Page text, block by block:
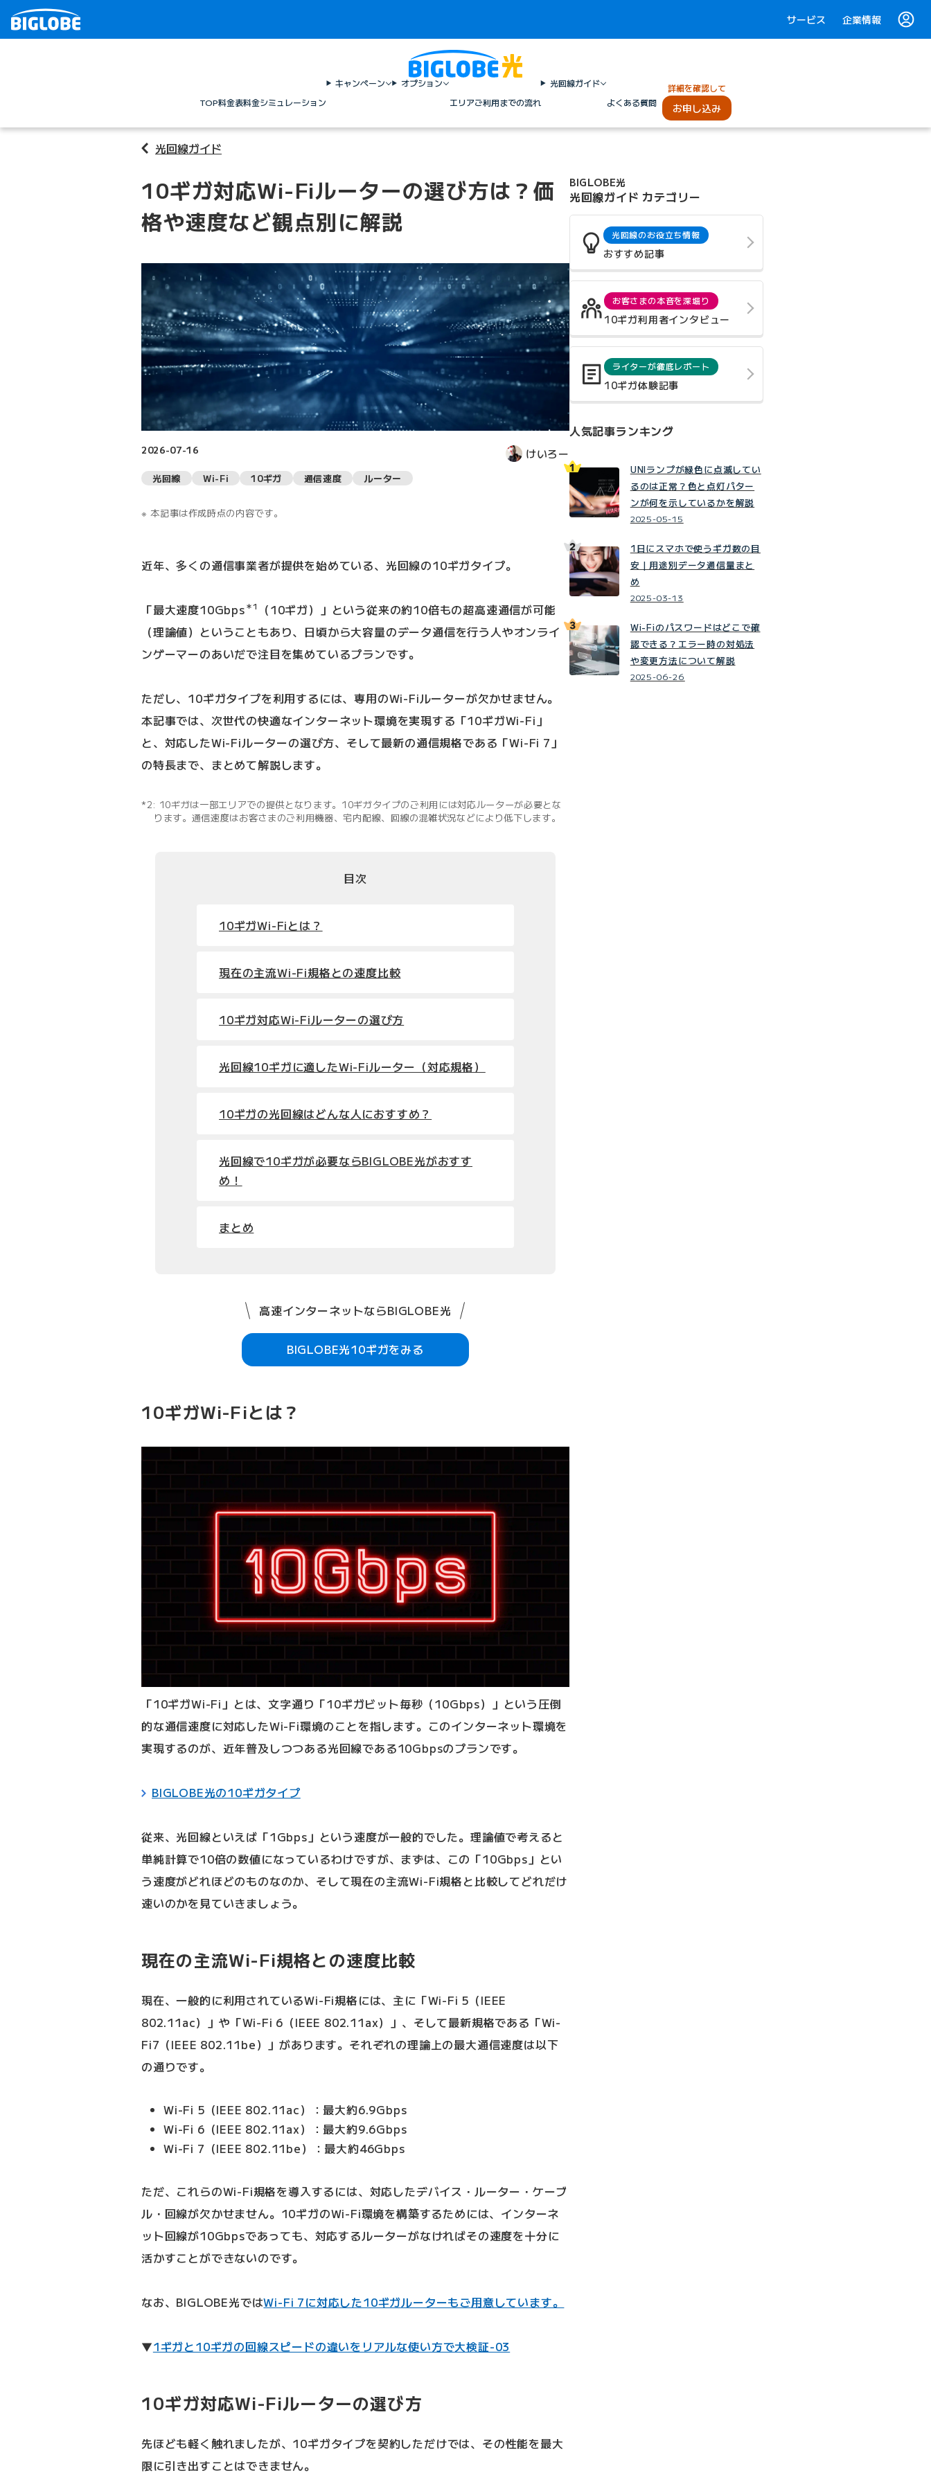
サービス 企業情報
TOP料金表料金シミュレーション
キャンペーン
オプション
エリアご利用までの流れ
光回線ガイド
よくある質問
詳細を確認して
お申し込み
光回線ガイド
10ギガ対応Wi-Fiルーターの選び方は？価
格や速度など観点別に解説
2026-07-16 けいろー
光回線 Wi-Fi 10ギガ 通信速度 ルーター
本記事は作成時点の内容です。
近年、多くの通信事業者が提供を始めている、光回線の10ギガタイプ。
「最大速度10Gbps＊1
（10ギガ）」という従来の約10倍もの超高速通信が可能
（理論値）ということもあり、日頃から大容量のデータ通信を行う人やオンライ
ンゲーマーのあいだで注目を集めているプランです。
ただし、10ギガタイプを利用するには、専用のWi-Fiルーターが欠かせません。
本記事では、次世代の快適なインターネット環境を実現する「10ギガWi-Fi」
と、対応したWi-Fiルーターの選び方、そして最新の通信規格である「Wi-Fi 7」
の特長まで、まとめて解説します。
10ギガは一部エリアでの提供となります。10ギガタイプのご利用には対応ルーターが必要とな
ります。通信速度はお客さまのご利用機器、宅内配線、回線の混雑状況などにより低下します。
目次
10ギガWi-Fiとは？
現在の主流Wi-Fi規格との速度比較
10ギガ対応Wi-Fiルーターの選び方
光回線10ギガに適したWi-Fiルーター（対応規格）
10ギガの光回線はどんな人におすすめ？
光回線で10ギガが必要ならBIGLOBE光がおすす
め！
まとめ
高速インターネットならBIGLOBE光
BIGLOBE光10ギガをみる
10ギガWi-Fiとは？
「10ギガWi-Fi」とは、文字通り「10ギガビット毎秒（10Gbps）」という圧倒
的な通信速度に対応したWi-Fi環境のことを指します。このインターネット環境を
実現するのが、近年普及しつつある光回線である10Gbpsのプランです。
BIGLOBE光の10ギガタイプ
従来、光回線といえば「1Gbps」という速度が一般的でした。理論値で考えると
単純計算で10倍の数値になっているわけですが、まずは、この「10Gbps」とい
う速度がどれほどのものなのか、そして現在の主流Wi-Fi規格と比較してどれだけ
速いのかを見ていきましょう。
現在の主流Wi-Fi規格との速度比較
現在、一般的に利用されているWi-Fi規格には、主に「Wi-Fi 5（IEEE
802.11ac）」や「Wi-Fi 6（IEEE 802.11ax）」、そして最新規格である「Wi-
Fi7（IEEE 802.11be）」があります。それぞれの理論上の最大通信速度は以下
の通りです。
Wi-Fi 5（IEEE 802.11ac）：最大約6.9Gbps
Wi-Fi 6（IEEE 802.11ax）：最大約9.6Gbps
Wi-Fi 7（IEEE 802.11be）：最大約46Gbps
ただ、これらのWi-Fi規格を導入するには、対応したデバイス・ルーター・ケーブ
ル・回線が欠かせません。10ギガのWi-Fi環境を構築するためには、インターネ
ット回線が10Gbpsであっても、対応するルーターがなければその速度を十分に
活かすことができないのです。
なお、BIGLOBE光ではWi-Fi 7に対応した10ギガルーターもご用意しています。
▼1ギガと10ギガの回線スピードの違いをリアルな使い方で大検証-03
10ギガ対応Wi-Fiルーターの選び方
先ほども軽く触れましたが、10ギガタイプを契約しただけでは、その性能を最大
限に引き出すことはできません。
BIGLOBE光
光回線ガイド カテゴリー
光回線のお役立ち情報
おすすめ記事
お客さまの本音を深堀り
10ギガ利用者インタビュー
ライターが徹底レポート
10ギガ体験記事
人気記事ランキング
UNIランプが緑色に点滅してい
るのは正常？色と点灯パター
ンが何を示しているかを解説
2025-05-15
1日にスマホで使うギガ数の目
安｜用途別データ通信量まと
め
2025-03-13
Wi-Fiのパスワードはどこで確
認できる？エラー時の対処法
や変更方法について解説
2025-06-26